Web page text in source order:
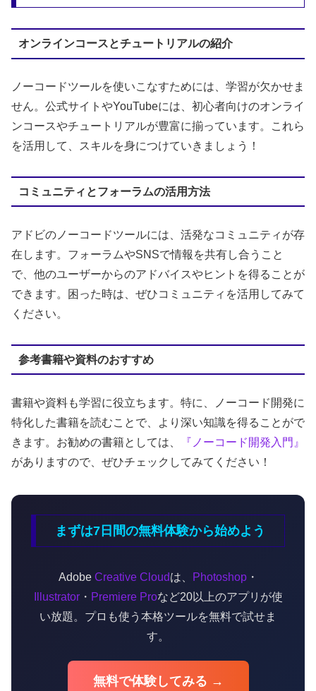
オンラインコースとチュートリアルの紹介
ノーコードツールを使いこなすためには、学習が欠かせま
せん。公式サイトやYouTubeには、初心者向けのオンライ
ンコースやチュートリアルが豊富に揃っています。これら
を活用して、スキルを身につけていきましょう！
コミュニティとフォーラムの活用方法
アドビのノーコードツールには、活発なコミュニティが存
在します。フォーラムやSNSで情報を共有し合うこと
で、他のユーザーからのアドバイスやヒントを得ることが
できます。困った時は、ぜひコミュニティを活用してみて
ください。
参考書籍や資料のおすすめ
書籍や資料も学習に役立ちます。特に、ノーコード開発に
特化した書籍を読むことで、より深い知識を得ることがで
きます。お勧めの書籍としては、
『ノーコード開発入門』
がありますので、ぜひチェックしてみてください！
まずは7日間の無料体験から始めよう
Adobe Creative Cloudは、 Photoshop・
Illustrator・ Premiere Proなど20以上のアプリが使
い放題。プロも使う本格ツールを無料で試せま
す。
無料で体験してみる →